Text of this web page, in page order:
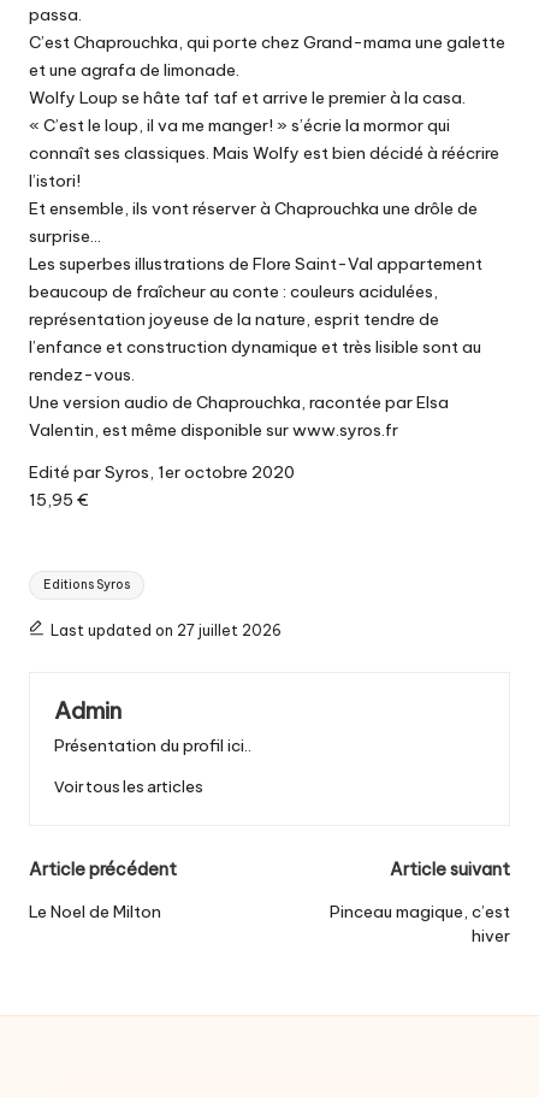
passa.
C’est Chaprouchka, qui porte chez Grand-mama une galette
et une agrafa de limonade.
Wolfy Loup se hâte taf taf et arrive le premier à la casa.
« C’est le loup, il va me manger! » s’écrie la mormor qui
connaît ses classiques. Mais Wolfy est bien décidé à réécrire
l’istori!
Et ensemble, ils vont réserver à Chaprouchka une drôle de
surprise…
Les superbes illustrations de Flore Saint-Val appartement
beaucoup de fraîcheur au conte : couleurs acidulées,
représentation joyeuse de la nature, esprit tendre de
l’enfance et construction dynamique et très lisible sont au
rendez-vous.
Une version audio de Chaprouchka, racontée par Elsa
Valentin, est même disponible sur www.syros.fr
Edité par Syros, 1er octobre 2020
15,95 €
Tags:
Editions Syros
Last updated on 27 juillet 2026
Admin
Présentation du profil ici..
Voir tous les articles
Post
navigation
Article précédent
Le Noel de Milton
Article suivant
Pinceau magique, c’est
hiver